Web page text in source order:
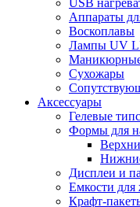
USB
Аппараты
Воскоплавы
Лампы UV
Сухожары
Аксессуары
Гелевые
Формы для
Дисплеи и
Емкости для
Крафт-